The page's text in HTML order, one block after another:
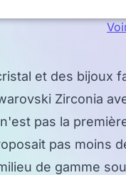
et des bijoux
Zirconia
pas la
pas moins
de gamme